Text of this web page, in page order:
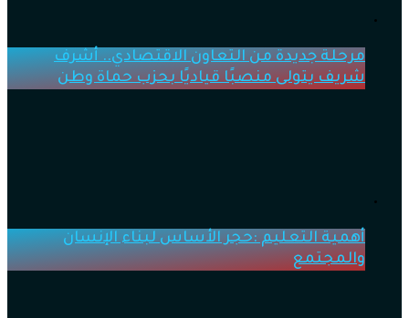
مرحلة جديدة من التعاون الاقتصادي.. أشرف
شريف يتولى منصبًا قياديًا بحزب حماة وطن
أهمية التعليم :حجر الأساس لبناء الإنسان
والمجتمع